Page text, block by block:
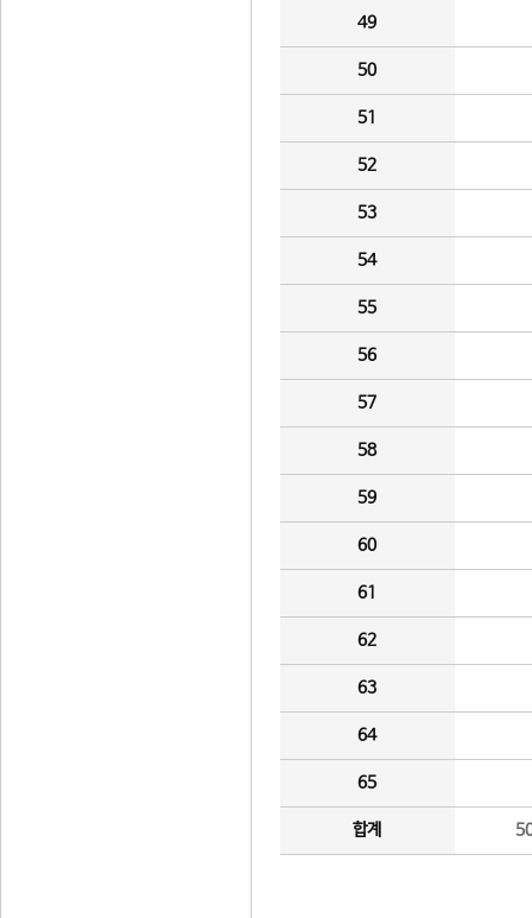
49
50
51
52
53
54
55
56
57
58
59
60
61
62
63
64
65
합계